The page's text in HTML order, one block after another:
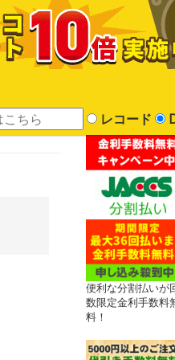
レコード
便利な分割払いが
数限定金利手数料
料！